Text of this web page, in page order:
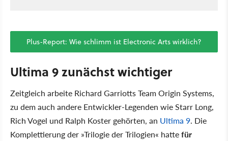
Plus-Report: Wie schlimm ist Electronic Arts wirklich?
Ultima 9 zunächst wichtiger
Zeitgleich arbeite Richard Garriotts Team Origin Systems,
zu dem auch andere Entwickler-Legenden wie Starr Long,
Rich Vogel und Ralph Koster gehörten, an Ultima 9. Die
Komplettierung der »Trilogie der Trilogien« hattefür